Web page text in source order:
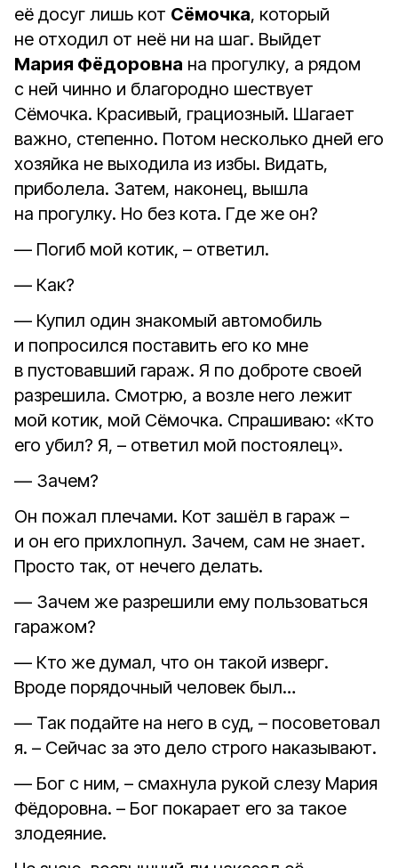
её досуг лишь кот Сёмочка, который
не отходил от неё ни на шаг. Выйдет
Мария Фёдоровна на прогулку, а рядом
с ней чинно и благородно шествует
Сёмочка. Красивый, грациозный. Шагает
важно, степенно. Потом несколько дней его
хозяйка не выходила из избы. Видать,
приболела. Затем, наконец, вышла
на прогулку. Но без кота. Где же он?
— Погиб мой котик, – ответил.
— Как?
— Купил один знакомый автомобиль
и попросился поставить его ко мне
в пустовавший гараж. Я по доброте своей
разрешила. Смотрю, а возле него лежит
мой котик, мой Сёмочка. Спрашиваю: «Кто
его убил? Я, – ответил мой постоялец».
— Зачем?
Он пожал плечами. Кот зашёл в гараж –
и он его прихлопнул. Зачем, сам не знает.
Просто так, от нечего делать.
— Зачем же разрешили ему пользоваться
гаражом?
— Кто же думал, что он такой изверг.
Вроде порядочный человек был…
— Так подайте на него в суд, – посоветовал
я. – Сейчас за это дело строго наказывают.
— Бог с ним, – смахнула рукой слезу Мария
Фёдоровна. – Бог покарает его за такое
злодеяние.